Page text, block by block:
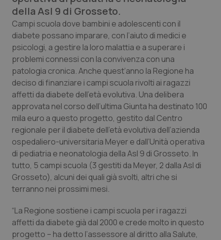
Professionisti Sanitari.AI
Abruzzo
Basilicata
Calabria
Campania
Emilia-Romagna
Friuli Venezia Giulia
Liguria
QS Pro Gold
Artrite & artrosi
Asma & BPCO
Car-T
Colesterolo & coronaropatie
Dermatite Atopica
Disturbi dell’umore
QS Club Newsletter
della Asl 9 di Grosseto.
Campi scuola dove bambini e adolescenti con il
diabete possano imparare, con l’aiuto di medici e
psicologi, a gestire la loro malattia e a superare i
problemi connessi con la convivenza con una
patologia cronica. Anche quest’anno la Regione ha
deciso di finanziare i campi scuola rivolti ai ragazzi
affetti da diabete dell’età evolutiva. Una delibera
approvata nel corso dell’ultima Giunta ha destinato 100
mila euro a questo progetto, gestito dal Centro
regionale per il diabete dell’età evolutiva dell’azienda
ospedaliero-universitaria Meyer e dall’Unità operativa
di pediatria e neonatologia della Asl 9 di Grosseto. In
tutto, 5 campi scuola (3 gestiti da Meyer, 2 dalla Asl di
Grosseto), alcuni dei quali già svolti, altri che si
terranno nei prossimi mesi.
“La Regione sostiene i campi scuola per i ragazzi
affetti da diabete già dal 2000 e crede molto in questo
progetto – ha detto l’assessore al diritto alla Salute,